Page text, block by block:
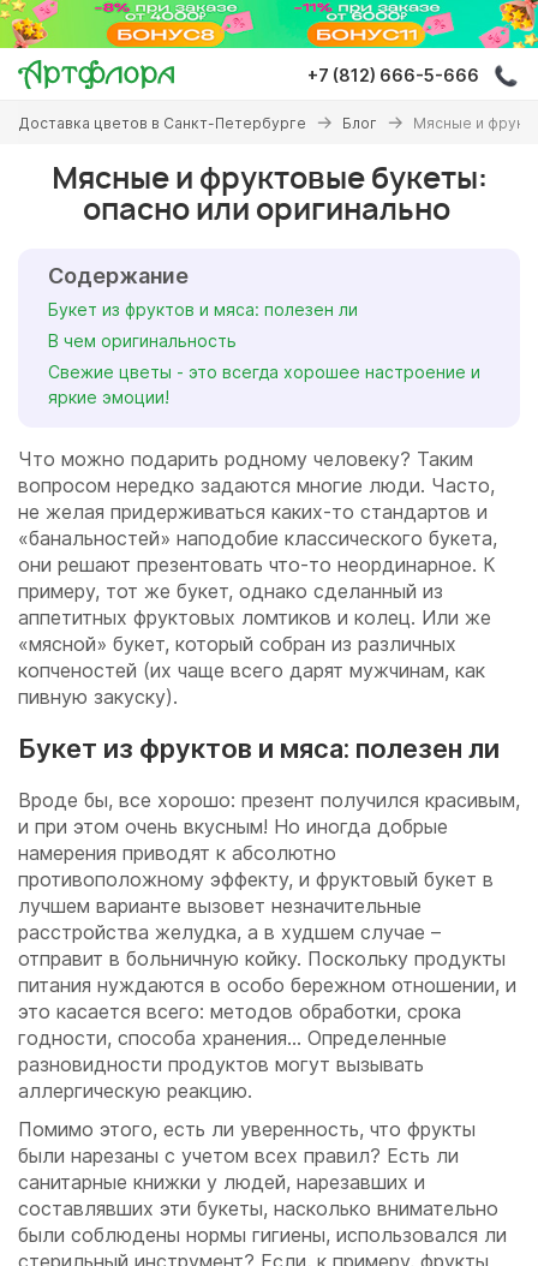
Перейти
основному
содержанию
+7 (812) 666-5-666
Вы
здесь
Доставка цветов в Санкт-Петербурге Блог Мясные и
Мясные и фруктовые букеты:
опасно или оригинально
Содержание
Букет из фруктов и мяса: полезен ли
В чем оригинальность
Свежие цветы - это всегда хорошее настроение и
яркие эмоции!
Что можно подарить родному человеку? Таким
вопросом нередко задаются многие люди. Часто,
не желая придерживаться каких-то стандартов и
«банальностей» наподобие классического букета,
они решают презентовать что-то неординарное. К
примеру, тот же букет, однако сделанный из
аппетитных фруктовых ломтиков и колец. Или же
«мясной» букет, который собран из различных
копченостей (их чаще всего дарят мужчинам, как
пивную закуску).
Букет из фруктов и мяса: полезен ли
Вроде бы, все хорошо: презент получился красивым,
и при этом очень вкусным! Но иногда добрые
намерения приводят к абсолютно
противоположному эффекту, и фруктовый букет в
лучшем варианте вызовет незначительные
расстройства желудка, а в худшем случае –
отправит в больничную койку. Поскольку продукты
питания нуждаются в особо бережном отношении, и
это касается всего: методов обработки, срока
годности, способа хранения… Определенные
разновидности продуктов могут вызывать
аллергическую реакцию.
Помимо этого, есть ли уверенность, что фрукты
были нарезаны с учетом всех правил? Есть ли
санитарные книжки у людей, нарезавших и
составлявших эти букеты, насколько внимательно
были соблюдены нормы гигиены, использовался ли